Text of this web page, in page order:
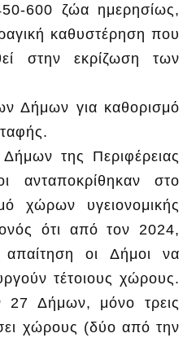
450-600 ζώα ημερησίως,
καθυστέρηση που
στην εκρίζωση των
Δήμων για καθορισμό
της Περιφέρειας
ανταποκρίθηκαν στο
χώρων υγειονομικής
ότι από τον 2024,
απαίτηση οι Δήμοι να
τέτοιους χώρους.
Δήμων, μόνο τρεις
χώρους (δύο από την